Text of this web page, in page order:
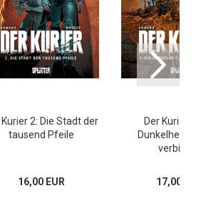
2: Die Stadt der
tausend Pfeile
16,00 EUR
Der Kurier 3:
Dunkelheit,
verbindet
17,00